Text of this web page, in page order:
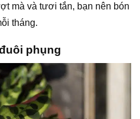
mà và tươi tắn, bạn nên bón
tháng.
phụng